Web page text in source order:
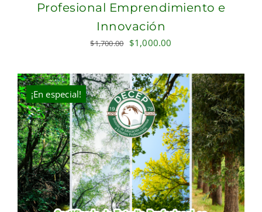
Profesional Emprendimiento e
Innovación
$1,700.00 Original
was:
$1,700.00.
$1,000.00
is:
$1,000.00.
¡En especial!